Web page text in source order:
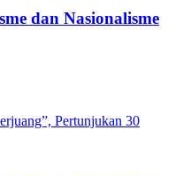
dan Nasionalisme